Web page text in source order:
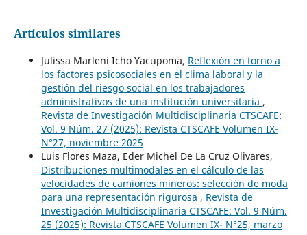
Artículos similares
Julissa Marleni Icho Yacupoma, Reflexión en torno a
los factores psicosociales en el clima laboral y la
gestión del riesgo social en los trabajadores
administrativos de una institución universitaria ,
Revista de Investigación Multidisciplinaria CTSCAFE:
Vol. 9 Núm. 27 (2025): Revista CTSCAFE Volumen IX-
N°27, noviembre 2025
Luis Flores Maza, Eder Michel De La Cruz Olivares,
Distribuciones multimodales en el cálculo de las
velocidades de camiones mineros: selección de moda
para una representación rigurosa , Revista de
Investigación Multidisciplinaria CTSCAFE: Vol. 9 Núm.
25 (2025): Revista CTSCAFE Volumen IX- N°25, marzo